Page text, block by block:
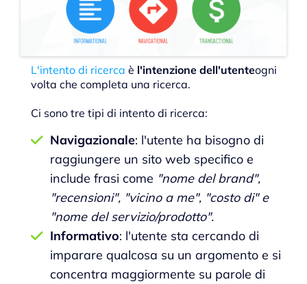
L'intento di ricerca è l'intenzione dell'utenteogni
volta che completa una ricerca.
Ci sono tre tipi di intento di ricerca:
Navigazionale: l'utente ha bisogno di
raggiungere un sito web specifico e
include frasi come "nome del brand",
"recensioni", "vicino a me", "costo di" e
"nome del servizio/prodotto".
Informativo: l'utente sta cercando di
imparare qualcosa su un argomento e si
concentra maggiormente su parole di